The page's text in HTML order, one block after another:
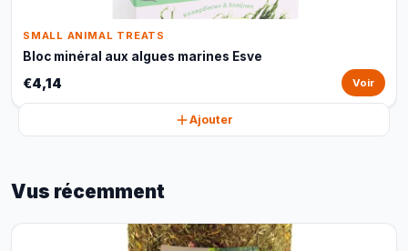
SMALL ANIMAL TREATS
Bloc minéral aux algues marines Esve
€4,14 Voir
Ajouter
Vus récemment